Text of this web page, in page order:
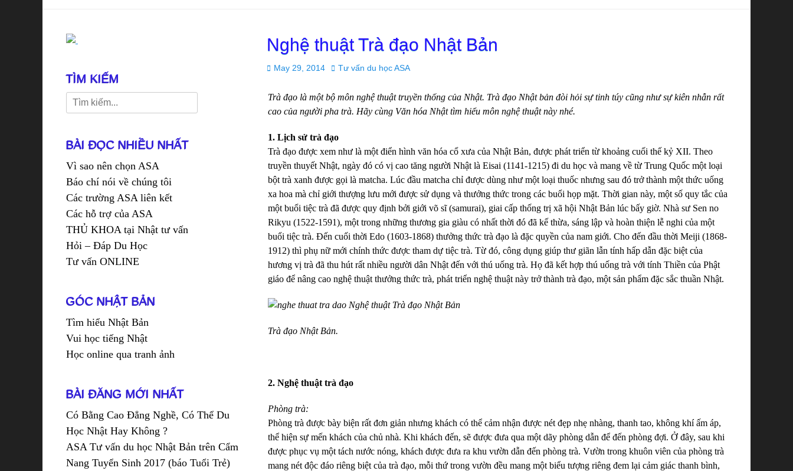
Nghệ thuật Trà đạo Nhật Bản
Posted
May 29, 2014 Author
Tư vấn du học ASA
Trà đạo là một bộ môn nghệ thuật truyền thống của Nhật. Trà đạo Nhật bản đòi hỏi sự tinh túy cũng như sự kiên nhẫn rất
cao của người pha trà. Hãy cùng Văn hóa Nhật tìm hiểu môn nghệ thuật này nhé.
1. Lịch sử trà đạo
Trà đạo được xem như là một điển hình văn hóa cổ xưa của Nhật Bản, được phát triển từ khoảng cuối thế kỷ XII. Theo
truyền thuyết Nhật, ngày đó có vị cao tăng người Nhật là Eisai (1141-1215) đi du học và mang về từ Trung Quốc một loại
bột trà xanh được gọi là matcha. Lúc đầu matcha chỉ được dùng như một loại thuốc nhưng sau đó trở thành một thức uống
xa hoa mà chỉ giới thượng lưu mới được sử dụng và thưởng thức trong các buổi họp mặt. Thời gian này, một số quy tắc của
một buổi tiệc trà đã được quy định bởi giới võ sĩ (samurai), giai cấp thống trị xã hội Nhật Bản lúc bấy giờ. Nhà sư Sen no
Rikyu (1522-1591), một trong những thương gia giàu có nhất thời đó đã kế thừa, sáng lập và hoàn thiện lễ nghi của một
buổi tiệc trà. Đến cuối thời Edo (1603-1868) thưởng thức trà đạo là đặc quyền của nam giới. Cho đến đầu thời Meiji (1868-
1912) thì phụ nữ mới chính thức được tham dự tiệc trà. Từ đó, công dụng giúp thư giãn lẫn tính hấp dẫn đặc biệt của
hương vị trà đã thu hút rất nhiều người dân Nhật đến với thú uống trà. Họ đã kết hợp thú uống trà với tính Thiền của Phật
giáo để nâng cao nghệ thuật thưởng thức trà, phát triển nghệ thuật này trở thành trà đạo, một sản phẩm đặc sắc thuần Nhật.
Trà đạo Nhật Bản.
2. Nghệ thuật trà đạo
Phòng trà:
Phòng trà được bày biện rất đơn giản nhưng khách có thể cảm nhận được nét đẹp nhẹ nhàng, thanh tao, không khí ấm áp,
thể hiện sự mến khách của chủ nhà. Khi khách đến, sẽ được đưa qua một dãy phòng dẫn để đến phòng đợi. Ở đây, sau khi
được phục vụ một tách nước nóng, khách được đưa ra khu vườn dẫn đến phòng trà. Vườn trong khuôn viên của phòng trà
mang nét độc đáo riêng biệt của trà đạo, mỗi thứ trong vườn đều mang một biểu tượng riêng đem lại cảm giác thanh bình,
TÌM KIẾM
Search
for:
BÀI ĐỌC NHIỀU NHẤT
Vì sao nên chọn ASA
Báo chí nói về chúng tôi
Các trường ASA liên kết
Các hỗ trợ của ASA
THỦ KHOA tại Nhật tư vấn
Hỏi – Đáp Du Học
Tư vấn ONLINE
GÓC NHẬT BẢN
Tìm hiểu Nhật Bản
Vui học tiếng Nhật
Học online qua tranh ảnh
BÀI ĐĂNG MỚI NHẤT
Có Bằng Cao Đẳng Nghề, Có Thể Du
Học Nhật Hay Không ?
ASA Tư vấn du học Nhật Bản trên Cẩm
Nang Tuyển Sinh 2017 (báo Tuổi Trẻ)